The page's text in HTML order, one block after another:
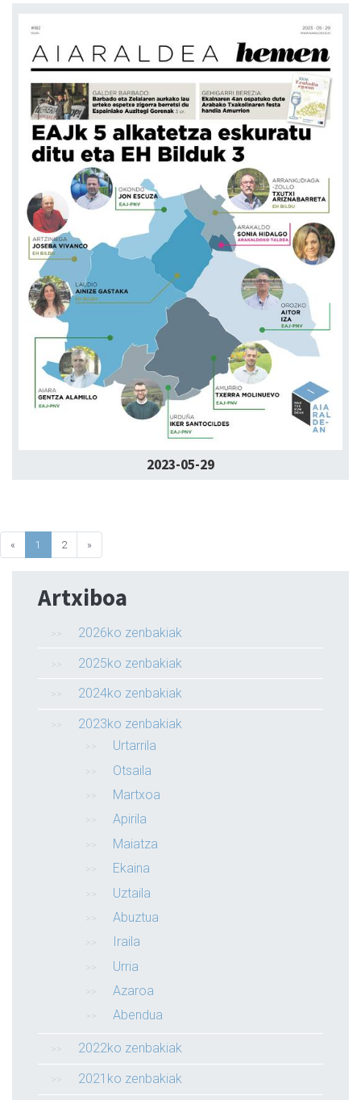
2023-05-29
« 1 2 »
Artxiboa
2026ko zenbakiak
2025ko zenbakiak
2024ko zenbakiak
2023ko zenbakiak
Urtarrila
Otsaila
Martxoa
Apirila
Maiatza
Ekaina
Uztaila
Abuztua
Iraila
Urria
Azaroa
Abendua
2022ko zenbakiak
2021ko zenbakiak